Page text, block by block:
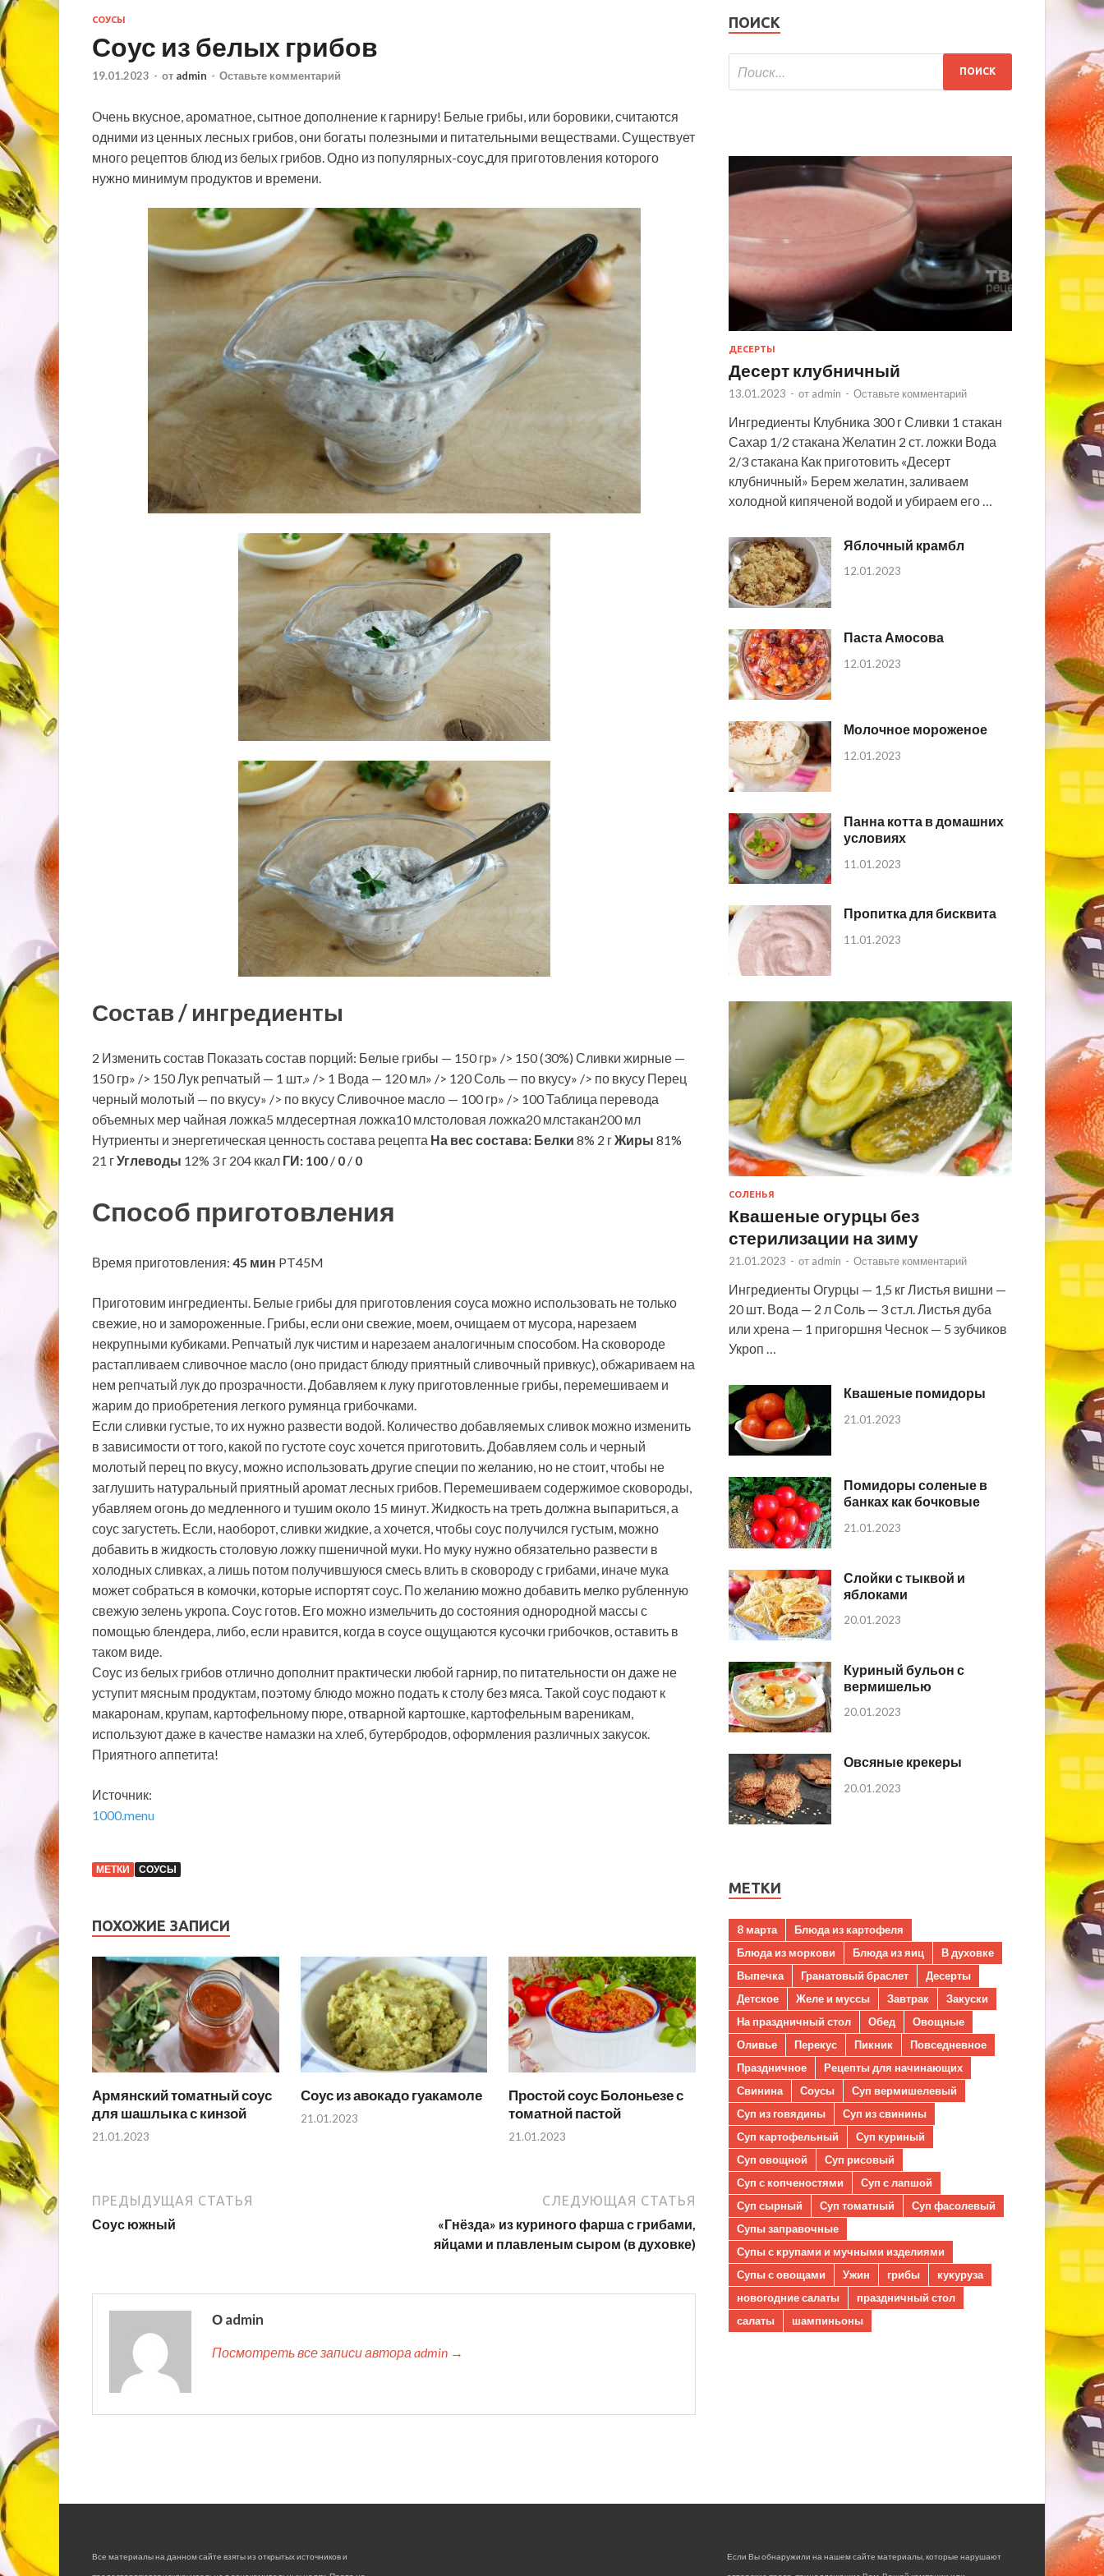
СОУСЫ
Соус из белых грибов
19.01.2023 - от admin - Оставьте комментарий
Очень вкусное, ароматное, сытное дополнение к гарниру! Белые грибы, или боровики, считаются
одними из ценных лесных грибов, они богаты полезными и питательными веществами. Существует
много рецептов блюд из белых грибов. Одно из популярных-соус,для приготовления которого
нужно минимум продуктов и времени.
Состав / ингредиенты
2 Изменить состав Показать состав порций: Белые грибы — 150 гр» /> 150 (30%) Сливки жирные —
150 гр» /> 150 Лук репчатый — 1 шт.» /> 1 Вода — 120 мл» /> 120 Соль — по вкусу» /> по вкусу Перец
черный молотый — по вкусу» /> по вкусу Сливочное масло — 100 гр» /> 100 Таблица перевода
объемных мер чайная ложка5 млдесертная ложка10 млстоловая ложка20 млстакан200 мл
Нутриенты и энергетическая ценность состава рецепта На вес состава: Белки 8% 2 гЖиры 81%
21 гУглеводы 12% 3 г 204 ккал ГИ: 100 / 0 / 0
Способ приготовления
Время приготовления: 45 мин PT45M
Приготовим ингредиенты. Белые грибы для приготовления соуса можно использовать не только
свежие, но и замороженные. Грибы, если они свежие, моем, очищаем от мусора, нарезаем
некрупными кубиками. Репчатый лук чистим и нарезаем аналогичным способом. На сковороде
растапливаем сливочное масло (оно придаст блюду приятный сливочный привкус), обжариваем на
нем репчатый лук до прозрачности. Добавляем к луку приготовленные грибы, перемешиваем и
жарим до приобретения легкого румянца грибочками.
Если сливки густые, то их нужно развести водой. Количество добавляемых сливок можно изменить
в зависимости от того, какой по густоте соус хочется приготовить. Добавляем соль и черный
молотый перец по вкусу, можно использовать другие специи по желанию, но не стоит, чтобы не
заглушить натуральный приятный аромат лесных грибов. Перемешиваем содержимое сковороды,
убавляем огонь до медленного и тушим около 15 минут. Жидкость на треть должна выпариться, а
соус загустеть. Если, наоборот, сливки жидкие, а хочется, чтобы соус получился густым, можно
добавить в жидкость столовую ложку пшеничной муки. Но муку нужно обязательно развести в
холодных сливках, а лишь потом получившуюся смесь влить в сковороду с грибами, иначе мука
может собраться в комочки, которые испортят соус. По желанию можно добавить мелко рубленную
свежую зелень укропа. Соус готов. Его можно измельчить до состояния однородной массы с
помощью блендера, либо, если нравится, когда в соусе ощущаются кусочки грибочков, оставить в
таком виде.
Соус из белых грибов отлично дополнит практически любой гарнир, по питательности он даже не
уступит мясным продуктам, поэтому блюдо можно подать к столу без мяса. Такой соус подают к
макаронам, крупам, картофельному пюре, отварной картошке, картофельным вареникам,
используют даже в качестве намазки на хлеб, бутербродов, оформления различных закусок.
Приятного аппетита!
Источник:
1000.menu
МЕТКИ СОУСЫ
ПОХОЖИЕ ЗАПИСИ
Армянский томатный соус
для шашлыка с кинзой
21.01.2023
Соус из авокадо гуакамоле
21.01.2023
Простой соус Болоньезе с
томатной пастой
21.01.2023
ПРЕДЫДУЩАЯ СТАТЬЯ
Соус южный
СЛЕДУЮЩАЯ СТАТЬЯ
«Гнёзда» из куриного фарша с грибами,
яйцами и плавленым сыром (в духовке)
О admin
Посмотреть все записи автора admin →
ПОИСК
ДЕСЕРТЫ
Десерт клубничный
13.01.2023 - от admin - Оставьте комментарий
Ингредиенты Клубника 300 г Сливки 1 стакан
Сахар 1/2 стакана Желатин 2 ст. ложки Вода
2/3 стакана Как приготовить «Десерт
клубничный» Берем желатин, заливаем
холодной кипяченой водой и убираем его …
Яблочный крамбл
12.01.2023
Паста Амосова
12.01.2023
Молочное мороженое
12.01.2023
Панна котта в домашних
условиях
11.01.2023
Пропитка для бисквита
11.01.2023
СОЛЕНЬЯ
Квашеные огурцы без
стерилизации на зиму
21.01.2023 - от admin - Оставьте комментарий
Ингредиенты Огурцы — 1,5 кг Листья вишни —
20 шт. Вода — 2 л Соль — 3 ст.л. Листья дуба
или хрена — 1 пригоршня Чеснок — 5 зубчиков
Укроп …
Квашеные помидоры
21.01.2023
Помидоры соленые в
банках как бочковые
21.01.2023
Слойки с тыквой и
яблоками
20.01.2023
Куриный бульон с
вермишелью
20.01.2023
Овсяные крекеры
20.01.2023
МЕТКИ
8 марта
Блюда из картофеля
Блюда из моркови
Блюда из яиц
В духовке
Выпечка
Гранатовый браслет
Десерты
Детское
Желе и муссы Завтрак
Закуски
На праздничный стол
Обед
Овощные
Оливье
Перекус Пикник
Повседневное
Праздничное
Рецепты для начинающих
Свинина
Соусы
Суп вермишелевый
Суп из говядины
Суп из свинины
Суп картофельный
Суп куриный
Суп овощной
Суп рисовый
Суп с копченостями
Суп с лапшой
Суп сырный
Суп томатный
Суп фасолевый
Супы заправочные
Супы с крупами и мучными изделиями
Супы с овощами
Ужин грибы
кукуруза
новогодние салаты
праздничный стол
салаты
шампиньоны
Все материалы на данном сайте взяты из открытых источников и
Если Вы обнаружили на нашем сайте материалы, которые нарушают